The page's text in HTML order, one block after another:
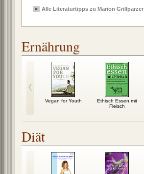
Alle Literaturtipps zu Marion Grillparzer
Ernährung
Vegan for Youth
Ethisch Essen mit
Fleisch
Diät